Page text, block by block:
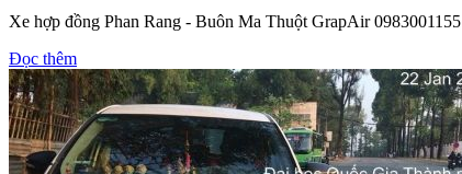
Xe hợp đồng Phan Rang - Buôn Ma Thuột GrapAir 0983001155
Đọc thêm